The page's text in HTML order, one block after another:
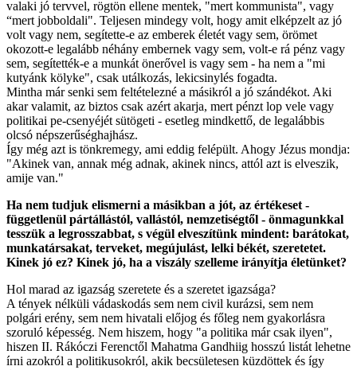
valaki jó tervvel, rögtön ellene mentek, "mert kommunista", vagy
“mert jobboldali". Teljesen mindegy volt, hogy amit elképzelt az jó
volt vagy nem, segítette-e az emberek életét vagy sem, örömet
okozott-e legalább néhány embernek vagy sem, volt-e rá pénz vagy
sem, segítették-e a munkát önerővel is vagy sem - ha nem a "mi
kutyánk kölyke", csak utálkozás, lekicsinylés fogadta.
Mintha már senki sem feltételezné a másikról a jó szándékot. Aki
akar valamit, az biztos csak azért akarja, mert pénzt lop vele vagy
politikai pe-csenyéjét sütögeti - esetleg mindkettő, de legalábbis
olcsó népszerűséghajhász.
Így még azt is tönkremegy, ami eddig felépült. Ahogy Jézus mondja:
"Akinek van, annak még adnak, akinek nincs, attól azt is elveszik,
amije van."
Ha nem tudjuk elismerni a másikban a jót, az értékeset -
függetlenül pártállástól, vallástól, nemzetiségtől - önmagunkkal
tesszük a legrosszabbat, s végül elveszítünk mindent: barátokat,
munkatársakat, terveket, megújulást, lelki békét, szeretetet.
Kinek jó ez? Kinek jó, ha a viszály szelleme irányítja életünket?
Hol marad az igazság szeretete és a szeretet igazsága?
A tények nélküli vádaskodás sem nem civil kurázsi, sem nem
polgári erény, sem nem hivatali előjog és főleg nem gyakorlásra
szoruló képesség. Nem hiszem, hogy "a politika már csak ilyen",
hiszen II. Rákóczi Ferenctől Mahatma Gandhiig hosszú listát lehetne
írni azokról a politikusokról, akik becsületesen küzdöttek és így